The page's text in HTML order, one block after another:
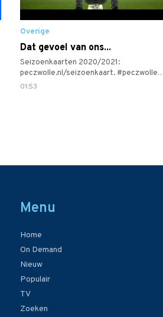
Overige
Dat gevoel van ons...
Seizoenkaarten 2020/2021:
peczwolle.nl/seizoenkaart. #peczwolle
#desespereertnimmer #samenpeczwolle
01:53
Menu
Home
On Demand
Nieuw
Populair
TV
Zoeken